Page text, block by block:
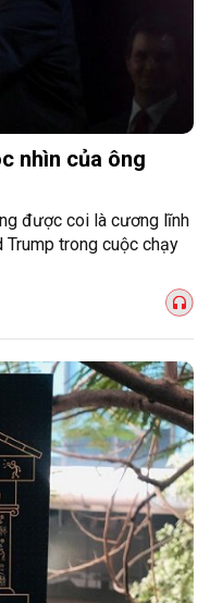
nhìn của ông
được coi là cương lĩnh
trong cuộc chạy